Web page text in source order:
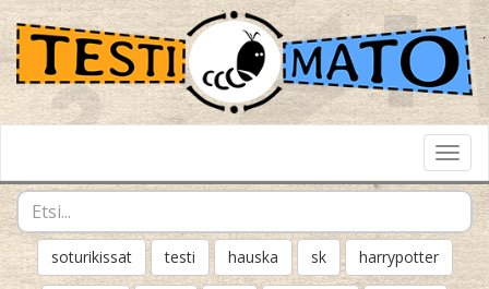
soturikissat testi hauska sk harrypotter